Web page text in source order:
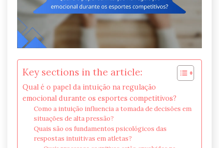
Key sections in the article:
Qual é o papel da intuição na regulação
emocional durante os esportes competitivos?
Como a intuição influencia a tomada de decisões em
situações de alta pressão?
Quais são os fundamentos psicológicos das
respostas intuitivas em atletas?